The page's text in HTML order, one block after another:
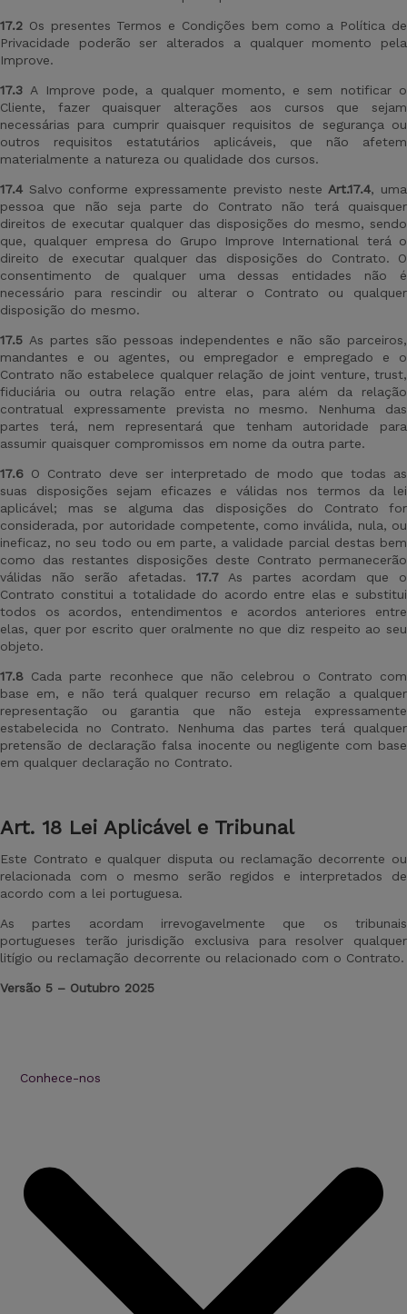
17.2 Os presentes Termos e Condições bem como a Política de
Privacidade poderão ser alterados a qualquer momento pela
Improve.
17.3 A Improve pode, a qualquer momento, e sem notificar o
Cliente, fazer quaisquer alterações aos cursos que sejam
necessárias para cumprir quaisquer requisitos de segurança ou
outros requisitos estatutários aplicáveis, que não afetem
materialmente a natureza ou qualidade dos cursos.
17.4 Salvo conforme expressamente previsto neste Art.17.4, uma
pessoa que não seja parte do Contrato não terá quaisquer
direitos de executar qualquer das disposições do mesmo, sendo
que, qualquer empresa do Grupo Improve International terá o
direito de executar qualquer das disposições do Contrato. O
consentimento de qualquer uma dessas entidades não é
necessário para rescindir ou alterar o Contrato ou qualquer
disposição do mesmo.
17.5 As partes são pessoas independentes e não são parceiros,
mandantes e ou agentes, ou empregador e empregado e o
Contrato não estabelece qualquer relação de joint venture, trust,
fiduciária ou outra relação entre elas, para além da relação
contratual expressamente prevista no mesmo. Nenhuma das
partes terá, nem representará que tenham autoridade para
assumir quaisquer compromissos em nome da outra parte.
17.6 O Contrato deve ser interpretado de modo que todas as
suas disposições sejam eficazes e válidas nos termos da lei
aplicável; mas se alguma das disposições do Contrato for
considerada, por autoridade competente, como inválida, nula, ou
ineficaz, no seu todo ou em parte, a validade parcial destas bem
como das restantes disposições deste Contrato permanecerão
válidas não serão afetadas. 17.7As partes acordam que o
Contrato constitui a totalidade do acordo entre elas e substitui
todos os acordos, entendimentos e acordos anteriores entre
elas, quer por escrito quer oralmente no que diz respeito ao seu
objeto.
17.8 Cada parte reconhece que não celebrou o Contrato com
base em, e não terá qualquer recurso em relação a qualquer
representação ou garantia que não esteja expressamente
estabelecida no Contrato. Nenhuma das partes terá qualquer
pretensão de declaração falsa inocente ou negligente com base
em qualquer declaração no Contrato.
Art. 18 Lei Aplicável e Tribunal
Este Contrato e qualquer disputa ou reclamação decorrente ou
relacionada com o mesmo serão regidos e interpretados de
acordo com a lei portuguesa.
As partes acordam irrevogavelmente que os tribunais
portugueses terão jurisdição exclusiva para resolver qualquer
litígio ou reclamação decorrente ou relacionado com o Contrato.
Versão 5 – Outubro 2025
Conhece-nos